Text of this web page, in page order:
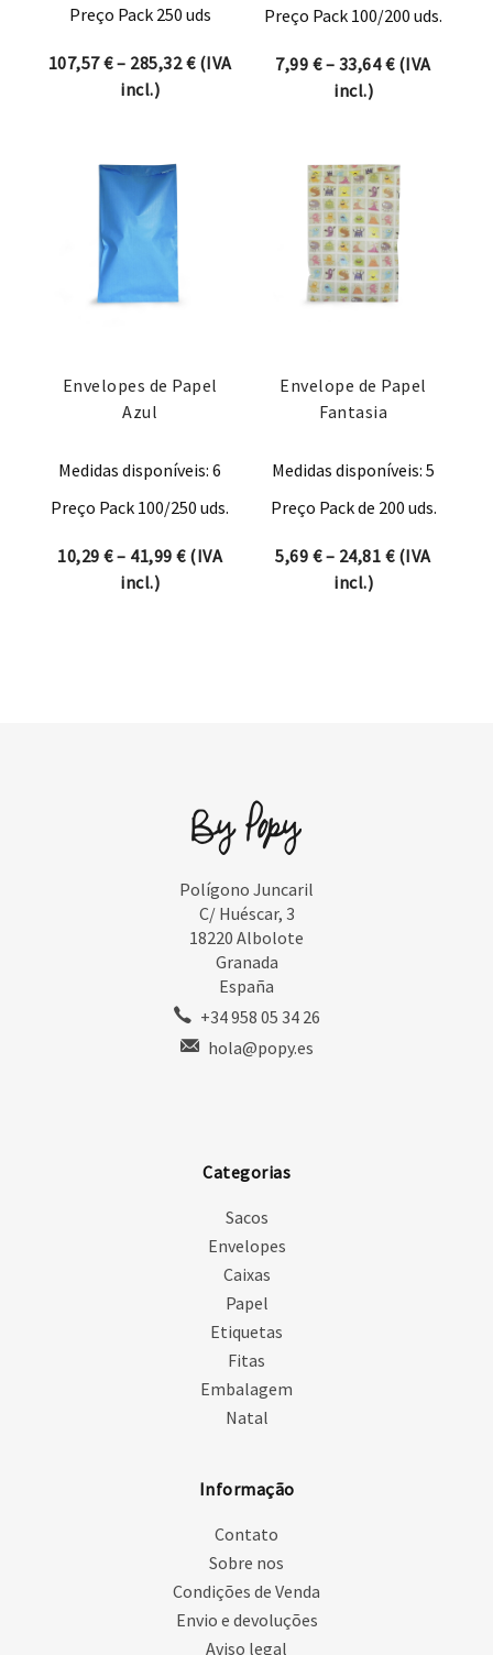
Preço Pack 250 uds
107,57€– 285,32€Price range: 107,57 € through 285,32
(IVA
incl.)
Preço Pack 100/200 uds.
7,99 €– 33,64€Price
(IVA
incl.)
Envelopes de Papel
Azul
Medidas disponíveis: 6
Preço Pack 100/250 uds.
10,29 €– 41,99 €Price range: 10,29 € through 41,99 €
(IVA
incl.)
Envelope de Papel
Fantasia
Medidas disponíveis: 5
Preço Pack de 200 uds.
5,69 €– 24,81 €Price
(IVA
incl.)
Polígono Juncaril
C/ Huéscar, 3
18220 Albolote
Granada
España
+34 958 05 34 26
hola@popy.es
Categorias
Sacos
Envelopes
Caixas
Papel
Etiquetas
Fitas
Embalagem
Natal
Informação
Contato
Sobre nos
Condições de Venda
Envio e devoluções
Aviso legal